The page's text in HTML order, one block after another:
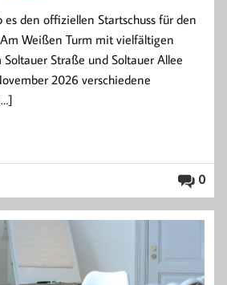
den offiziellen Startschuss für den
Weißen Turm mit vielfältigen
Straße und Soltauer Allee
2026 verschiedene
0